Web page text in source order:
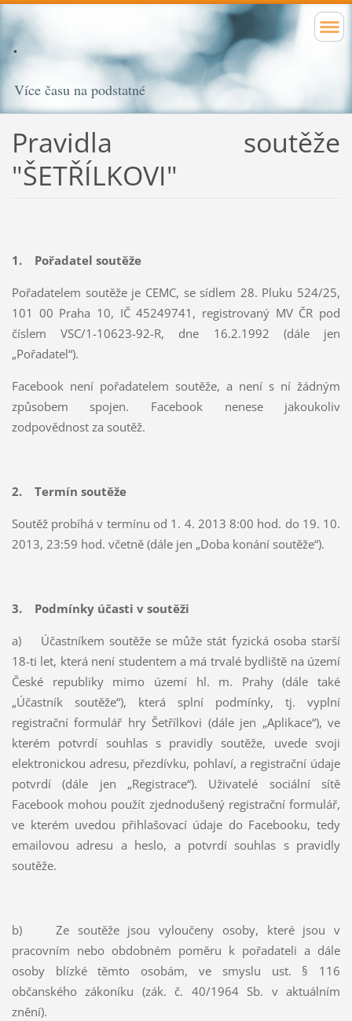
Více času na podstatné
Pravidla soutěže
"ŠETŘÍLKOVI"
1. Pořadatel soutěže
Pořadatelem soutěže je CEMC, se sídlem 28. Pluku 524/25,
101 00 Praha 10, IČ 45249741, registrovaný MV ČR pod
číslem VSC/1-10623-92-R, dne 16.2.1992 (dále jen
„Pořadatel“).
Facebook není pořadatelem soutěže, a není s ní žádným
způsobem spojen. Facebook nenese jakoukoliv
zodpovědnost za soutěž.
2. Termín soutěže
Soutěž probíhá v termínu od 1. 4. 2013 8:00 hod. do 19. 10.
2013, 23:59 hod. včetně (dále jen „Doba konání soutěže“).
3. Podmínky účasti v soutěži
a) Účastníkem soutěže se může stát fyzická osoba starší
18-ti let, která není studentem a má trvalé bydliště na území
České republiky mimo území hl. m. Prahy (dále také
„Účastník soutěže“), která splní podmínky, tj. vyplní
registrační formulář hry Šetřílkovi (dále jen „Aplikace“), ve
kterém potvrdí souhlas s pravidly soutěže, uvede svoji
elektronickou adresu, přezdívku, pohlaví, a registrační údaje
potvrdí (dále jen „Registrace“). Uživatelé sociální sítě
Facebook mohou použít zjednodušený registrační formulář,
ve kterém uvedou přihlašovací údaje do Facebooku, tedy
emailovou adresu a heslo, a potvrdí souhlas s pravidly
soutěže.
b) Ze soutěže jsou vyloučeny osoby, které jsou v
pracovním nebo obdobném poměru k pořadateli a dále
osoby blízké těmto osobám, ve smyslu ust. § 116
občanského zákoníku (zák. č. 40/1964 Sb. v aktuálním
znění).